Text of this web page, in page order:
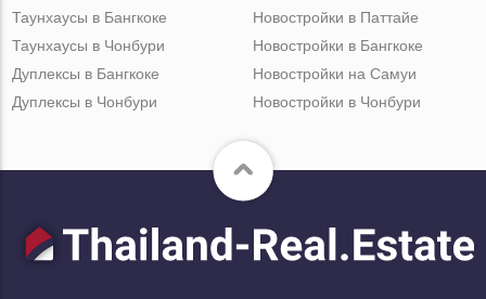
Таунхаусы в Бангкоке
Таунхаусы в Чонбури
Дуплексы в Бангкоке
Дуплексы в Чонбури
Новостройки в Паттайе
Новостройки в Бангкоке
Новостройки на Самуи
Новостройки в Чонбури